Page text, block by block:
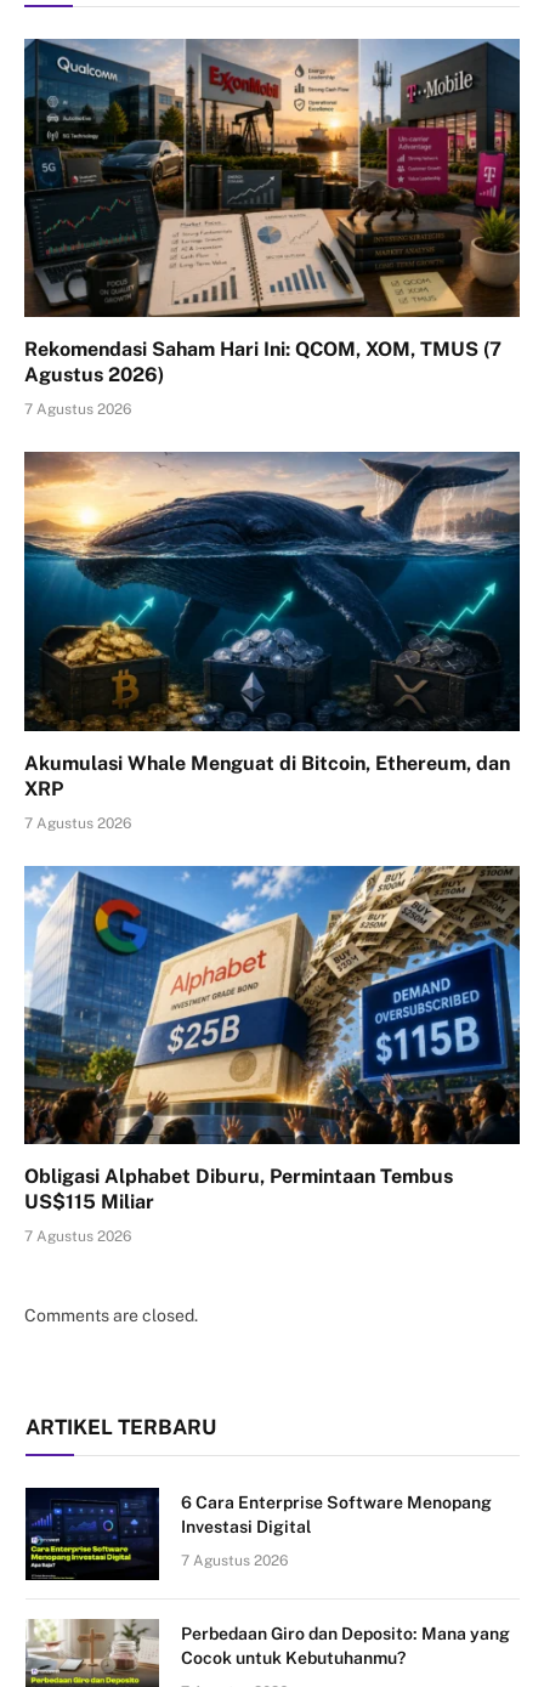
Rekomendasi Saham Hari Ini: QCOM, XOM, TMUS (7
Agustus 2026)
7 Agustus 2026
Akumulasi Whale Menguat di Bitcoin, Ethereum, dan
XRP
7 Agustus 2026
Obligasi Alphabet Diburu, Permintaan Tembus
US$115 Miliar
7 Agustus 2026
Comments are closed.
ARTIKEL TERBARU
6 Cara Enterprise Software Menopang
Investasi Digital
7 Agustus 2026
Perbedaan Giro dan Deposito: Mana yang
Cocok untuk Kebutuhanmu?